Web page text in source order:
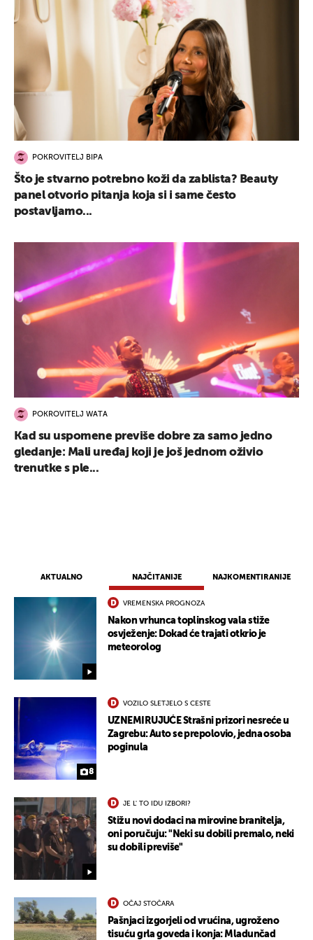
AKTUALNO NAJČITANIJE NAJKOMENTIRANIJE
VREMENSKA PROGNOZA
Nakon vrhunca toplinskog vala stiže
osvježenje: Dokad će trajati otkrio je
meteorolog
8
VOZILO SLETJELO S CESTE
UZNEMIRUJUĆE Strašni prizori nesreće u
Zagrebu: Auto se prepolovio, jedna osoba
poginula
JE L' TO IDU IZBORI?
Stižu novi dodaci na mirovine branitelja,
oni poručuju: "Neki su dobili premalo, neki
su dobili previše"
OČAJ STOČARA
Pašnjaci izgorjeli od vrućina, ugroženo
tisuću grla goveda i konja: Mladunčad
POKROVITELJ BIPA
Što je stvarno potrebno koži da zablista? Beauty
panel otvorio pitanja koja si i same često
postavljamo...
POKROVITELJ WATA
Kad su uspomene previše dobre za samo jedno
gledanje: Mali uređaj koji je još jednom oživio
trenutke s ple...
UKLJUČITE NOTIFIKACIJE